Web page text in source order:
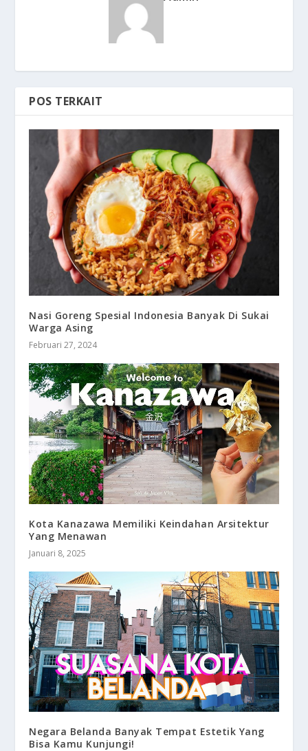
POS TERKAIT
Nasi Goreng Spesial Indonesia Banyak Di Sukai
Warga Asing
Februari 27, 2024
Kota Kanazawa Memiliki Keindahan Arsitektur
Yang Menawan
Januari 8, 2025
Negara Belanda Banyak Tempat Estetik Yang
Bisa Kamu Kunjungi!